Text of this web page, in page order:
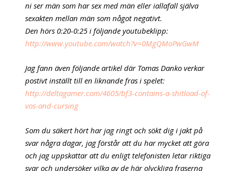
ni ser män som har sex med män eller iallafall själva
sexakten mellan män som något negativt.
Den hörs 0:20-0:25 i följande youtubeklipp:
http://www.youtube.com/watch?v=0MgQMoPwGwM
Jag fann även följande artikel där Tomas Danko verkar
postivt inställt till en liknande fras i spelet:
http://deltagamer.com/4605/bf3-contains-a-shitload-of-
vos-and-cursing
Som du säkert hört har jag ringt och sökt dig i jakt på
svar några dagar, jag förstår att du har mycket att göra
och jag uppskattar att du enligt telefonisten letar riktiga
svar och undersöker vilka av de här olyckliga fraserna